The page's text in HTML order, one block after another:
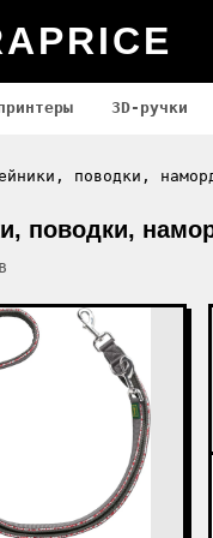
3D-ручки
поводки,
поводки,